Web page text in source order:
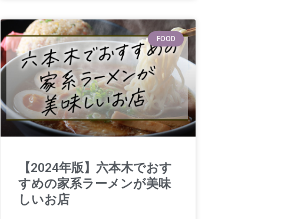
FOOD
【2024年版】六本木でおす
すめの家系ラーメンが美味
しいお店